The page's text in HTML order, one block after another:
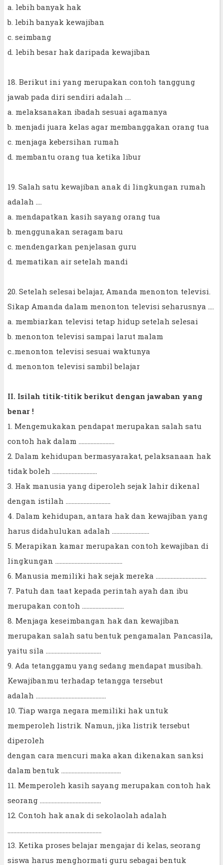
a. lebih banyak hak
b. lebih banyak kewajiban
c. seimbang
d. lebih besar hak daripada kewajiban
18. Berikut ini yang merupakan contoh tanggung
jawab pada diri sendiri adalah ....
a. melaksanakan ibadah sesuai agamanya
b. menjadi juara kelas agar membanggakan orang tua
c. menjaga kebersihan rumah
d. membantu orang tua ketika libur
19. Salah satu kewajiban anak di lingkungan rumah
adalah ....
a. mendapatkan kasih sayang orang tua
b. menggunakan seragam baru
c. mendengarkan penjelasan guru
d. mematikan air setelah mandi
20. Setelah selesai belajar, Amanda menonton televisi.
Sikap Amanda dalam menonton televisi seharusnya ....
a. membiarkan televisi tetap hidup setelah selesai
b. menonton televisi sampai larut malam
c..menonton televisi sesuai waktunya
d. menonton televisi sambil belajar
II. Isilah titik-titik berikut dengan jawaban yang
benar !
1. Mengemukakan pendapat merupakan salah satu
contoh hak dalam ........................
2. Dalam kehidupan bermasyarakat, pelaksanaan hak
tidak boleh ..............................
3. Hak manusia yang diperoleh sejak lahir dikenal
dengan istilah ..............................
4. Dalam kehidupan, antara hak dan kewajiban yang
harus didahulukan adalah .........................
5. Merapikan kamar merupakan contoh kewajiban di
lingkungan .............................................
6. Manusia memiliki hak sejak mereka ..................................
7. Patuh dan taat kepada perintah ayah dan ibu
merupakan contoh ............................
8. Menjaga keseimbangan hak dan kewajiban
merupakan salah satu bentuk pengamalan Pancasila,
yaitu sila .....................................
9. Ada tetanggamu yang sedang mendapat musibah.
Kewajibanmu terhadap tetangga tersebut
adalah ...............................................
10. Tiap warga negara memiliki hak untuk
memperoleh listrik. Namun, jika listrik tersebut
diperoleh
dengan cara mencuri maka akan dikenakan sanksi
dalam bentuk ........................................
11. Memperoleh kasih sayang merupakan contoh hak
seorang .........................................
12. Contoh hak anak di sekolaolah adalah
13. Ketika proses belajar mengajar di kelas, seorang
siswa harus menghormati guru sebagai bentuk